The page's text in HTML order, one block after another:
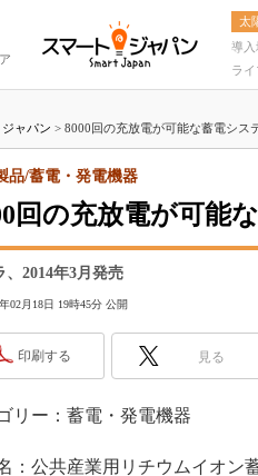
太
導入
ライ
ャパン > 8000回の充放電が可能な蓄電シス
回の充放電が可能
品/蓄電・発電機器
、2014年3月発売
02月18日 19時45分 公開
印刷する 見る
リー：蓄電・発電機器
：公共産業用リチウムイオン